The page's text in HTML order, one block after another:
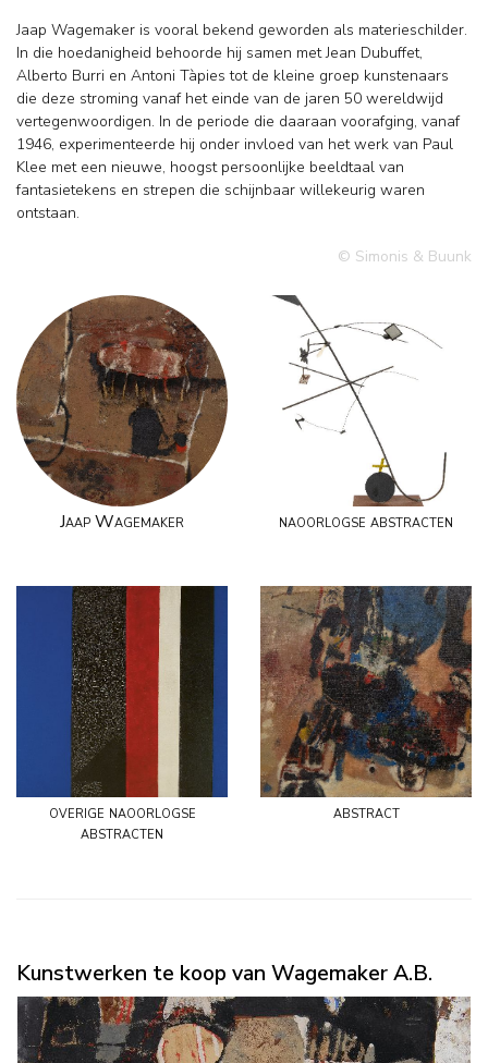
Jaap Wagemaker is vooral bekend geworden als materieschilder.
In die hoedanigheid behoorde hij samen met Jean Dubuffet,
Alberto Burri en Antoni Tàpies tot de kleine groep kunstenaars
die deze stroming vanaf het einde van de jaren 50 wereldwijd
vertegenwoordigen. In de periode die daaraan voorafging, vanaf
1946, experimenteerde hij onder invloed van het werk van Paul
Klee met een nieuwe, hoogst persoonlijke beeldtaal van
fantasietekens en strepen die schijnbaar willekeurig waren
ontstaan.
© Simonis & Buunk
Jaap Wagemaker naoorlogse abstracten
overige naoorlogse
abstracten
abstract
Kunstwerken te koop van Wagemaker A.B.